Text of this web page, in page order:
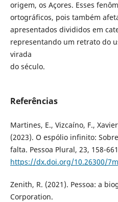
origem, os Açores. Esses
ortográficos, pois também
apresentados divididos em
representando um retrato do
virada
do século.
Referências
Martines, E., Vizcaíno, F.,
(2023). O espólio infinito:
falta. Pessoa Plural, 23, 158-
https://dx.doi.org/10.26300/
Zenith, R. (2021). Pessoa: a
Corporation.